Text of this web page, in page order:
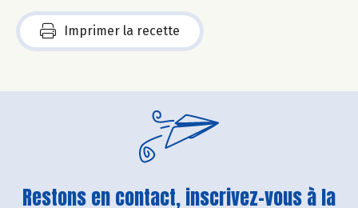
Imprimer la recette
Restons en contact, inscrivez-vous à la